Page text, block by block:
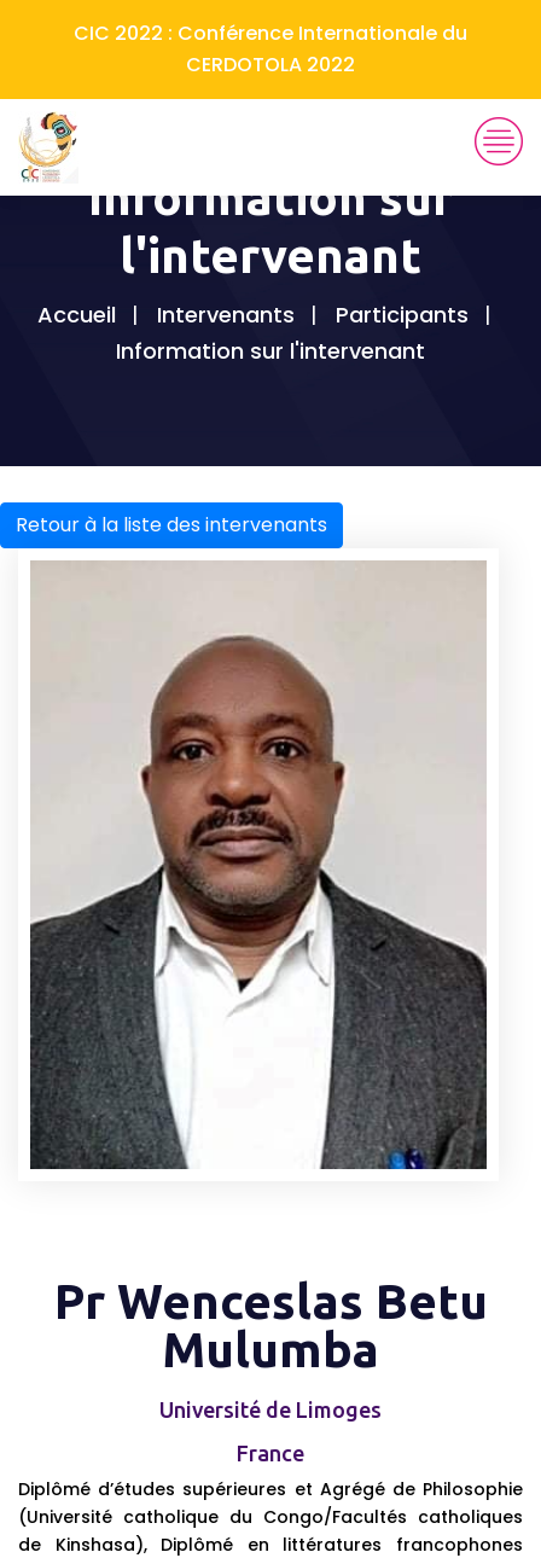
CIC 2022 : Conférence Internationale du
CERDOTOLA 2022
Information sur
l'intervenant
Accueil Intervenants
Participants
Information sur l'intervenant
Retour à la liste des intervenants
Pr Wenceslas Betu
Mulumba
Université de Limoges
France
Diplômé d’études supérieures et Agrégé de Philosophie
(Université catholique du Congo/Facultés catholiques
de Kinshasa), Diplômé en littératures francophones